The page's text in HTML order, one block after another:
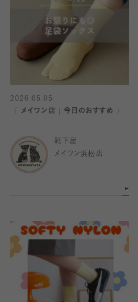
2026.05.05
〈 メイワン店｜今日のおすすめ 〉
靴下屋
メイワン浜松店